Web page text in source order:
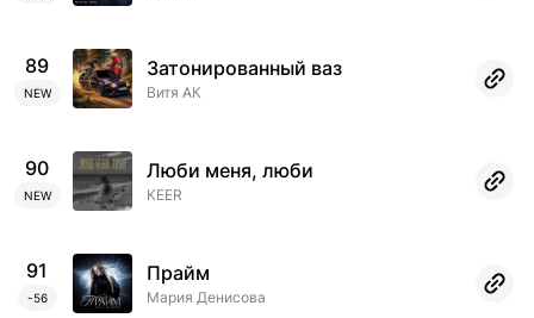
89
NEW
Затонированный ваз
Витя АК
90
NEW
Люби меня, люби
KEER
91
-56
Прайм
Мария Денисова